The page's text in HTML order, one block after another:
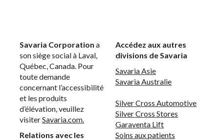
Savaria Corporation a
son siège social à Laval,
Québec, Canada. Pour
toute demande
concernant l’accessibilité
et les produits
d’élévation, veuillez
visiterSavaria.com.
Relations avec les
Accédez aux autres
divisions de Savaria
Savaria Asie
Savaria Australie
Silver Cross Automotive
Silver Cross Stores
Garaventa Lift
Soins aux patients